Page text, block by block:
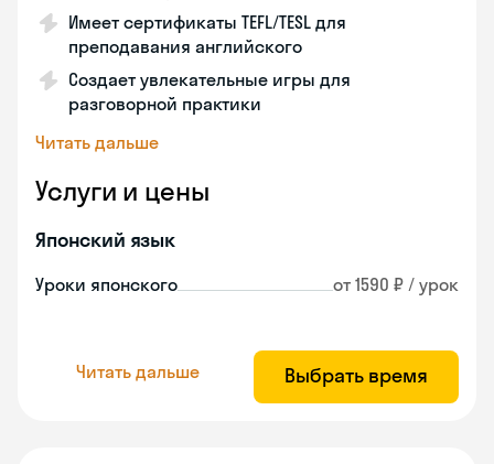
Имеет сертификаты TEFL/TESL для
преподавания английского
Создает увлекательные игры для
разговорной практики
Читать дальше
Услуги и цены
Японский язык
Уроки японского от 1590 ₽ / урок
Читать дальше Выбрать время